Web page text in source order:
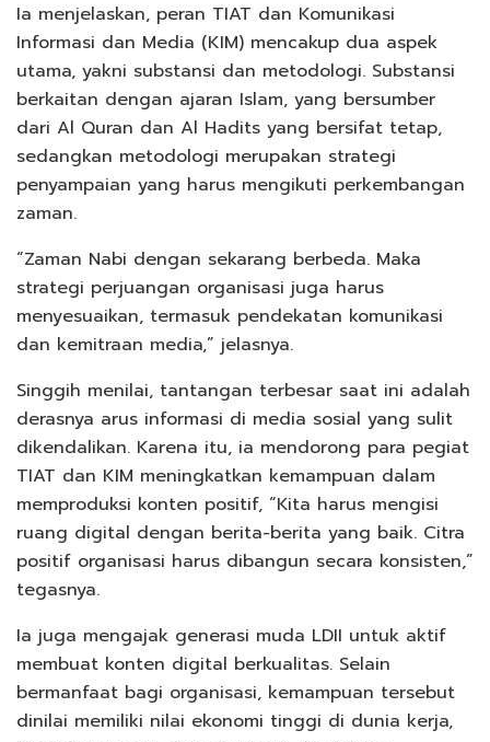
Ia menjelaskan, peran TIAT dan Komunikasi
Informasi dan Media (KIM) mencakup dua aspek
utama, yakni substansi dan metodologi. Substansi
berkaitan dengan ajaran Islam, yang bersumber
dari Al Quran dan Al Hadits yang bersifat tetap,
sedangkan metodologi merupakan strategi
penyampaian yang harus mengikuti perkembangan
zaman.
“Zaman Nabi dengan sekarang berbeda. Maka
strategi perjuangan organisasi juga harus
menyesuaikan, termasuk pendekatan komunikasi
dan kemitraan media,” jelasnya.
Singgih menilai, tantangan terbesar saat ini adalah
derasnya arus informasi di media sosial yang sulit
dikendalikan. Karena itu, ia mendorong para pegiat
TIAT dan KIM meningkatkan kemampuan dalam
memproduksi konten positif, “Kita harus mengisi
ruang digital dengan berita-berita yang baik. Citra
positif organisasi harus dibangun secara konsisten,”
tegasnya.
Ia juga mengajak generasi muda LDII untuk aktif
membuat konten digital berkualitas. Selain
bermanfaat bagi organisasi, kemampuan tersebut
dinilai memiliki nilai ekonomi tinggi di dunia kerja,